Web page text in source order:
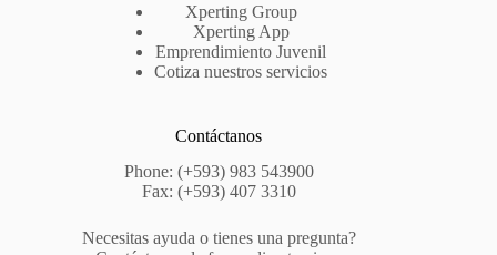
Xperting Group
Xperting App
Emprendimiento Juvenil
Cotiza nuestros servicios
Contáctanos
Phone: (+593) 983 543900
Fax: (+593) 407 3310
Necesitas ayuda o tienes una pregunta?